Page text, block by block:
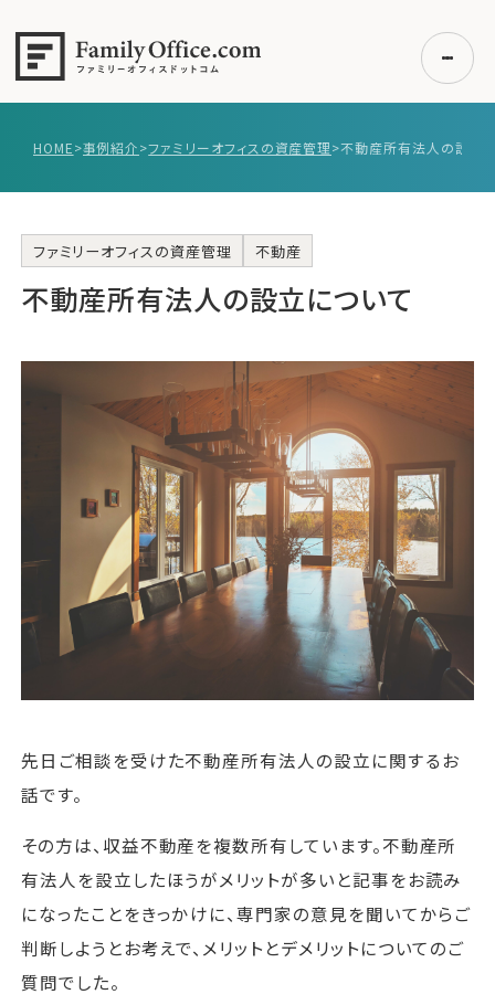
事例紹介
エキスパート一覧
コラム
利用者の声
無料ご相談 ログイン
運営会社
ファミリーオフィスとは
よくある質問
HOME>事例紹介>ファミリーオフィスの資産管理>不動産所有法人の設立
ファミリーオフィスの資産管理 不動産
不動産所有法人の設立について
先日ご相談を受けた不動産所有法人の設立に関するお
話です。
その方は、収益不動産を複数所有しています。不動産所
有法人を設立したほうがメリットが多いと記事をお読み
になったことをきっかけに、専門家の意見を聞いてからご
判断しようとお考えで、メリットとデメリットについてのご
質問でした。